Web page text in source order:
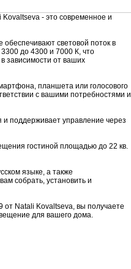
- это современное и
световой поток в
до 4300 и 7000 К, что
зависимости от ваших
планшета или голосового
с вашими потребностями и
поддерживает управление через
гостиной площадью до 22 кв.
языке, а также
собрать, установить и
Natali Kovaltseva, вы получаете
для вашего дома.